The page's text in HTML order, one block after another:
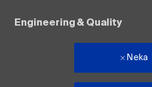
Engineering & Quality
Neka